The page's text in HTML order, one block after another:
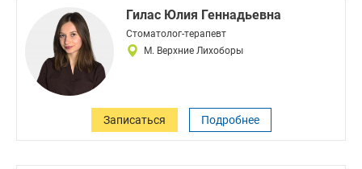
Гилас Юлия Геннадьевна
Стоматолог-терапевт
М. Верхние Лихоборы
Записаться Подробнее